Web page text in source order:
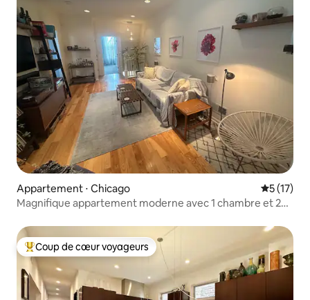
Appartement ⋅ Chicago
5 (17)
Magnifique appartement moderne avec 1 chambre et 2
Coups de cœur voyageurs les plus appréciés
Coup de cœur voyageurs